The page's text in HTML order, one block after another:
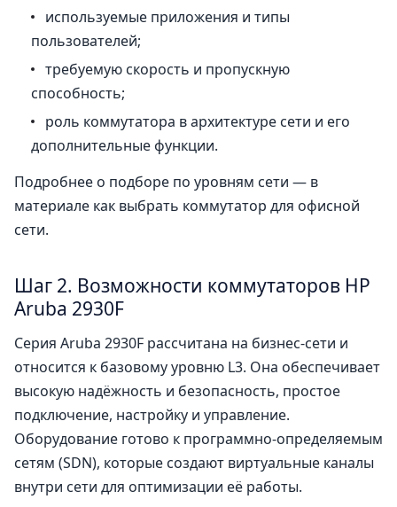
используемые приложения и типы
пользователей;
требуемую скорость и пропускную
способность;
роль коммутатора в архитектуре сети и его
дополнительные функции.
Подробнее о подборе по уровням сети — в
материале как выбрать коммутатор для офисной
сети.
Шаг 2. Возможности коммутаторов HP
Aruba 2930F
Серия Aruba 2930F рассчитана на бизнес-сети и
относится к базовому уровню L3. Она обеспечивает
высокую надёжность и безопасность, простое
подключение, настройку и управление.
Оборудование готово к программно-определяемым
сетям (SDN), которые создают виртуальные каналы
внутри сети для оптимизации её работы.